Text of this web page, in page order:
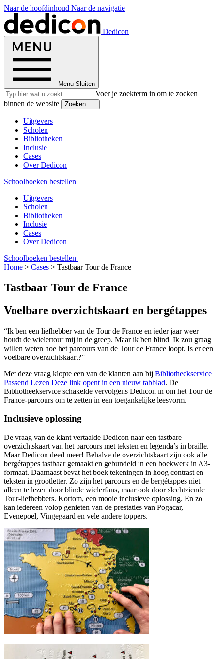
Naar de hoofdinhoud Naar de navigatie
Dedicon
Menu Sluiten
Voer je zoekterm in om te zoeken
binnen de website
Zoeken
Uitgevers
Scholen
Bibliotheken
Inclusie
Cases
Over Dedicon
Schoolboeken bestellen
Uitgevers
Scholen
Bibliotheken
Inclusie
Cases
Over Dedicon
Schoolboeken bestellen
Home > Cases > Tastbaar Tour de France
Tastbaar Tour de France
Voelbare overzichtskaart en bergétappes
“Ik ben een liefhebber van de Tour de France en ieder jaar weer
houdt de wielertour mij in de greep. Maar ik ben blind. Ik zou graag
willen weten hoe het parcours van de Tour de France loopt. Is er een
voelbare overzichtskaart?”
Met deze vraag klopte een van de klanten aan bij Bibliotheekservice
Passend Lezen Deze link opent in een nieuw tabblad. De
Bibliotheekservice schakelde vervolgens Dedicon in om het Tour de
France-parcours om te zetten in een toegankelijke leesvorm.
Inclusieve oplossing
De vraag van de klant vertaalde Dedicon naar een tastbare
overzichtskaart van het parcours met teksten en legenda’s in braille.
Maar Dedicon deed meer! Behalve de overzichtskaart zijn ook alle
bergétappes tastbaar gemaakt en gebundeld in een boekwerk in A3-
formaat. Daarnaast bevat het boek tekeningen in hoog contrast en
teksten in grootletter. Zo zijn het parcours en de bergétappes niet
alleen te lezen door blinde wielerfans, maar ook door slechtziende
Tour-liefhebbers. Kortom, een mooie inclusieve oplossing. En zo
kan iedereen volop genieten van de prestaties van Pogacar,
Evenepoel, Vingegaard en vele andere toppers.